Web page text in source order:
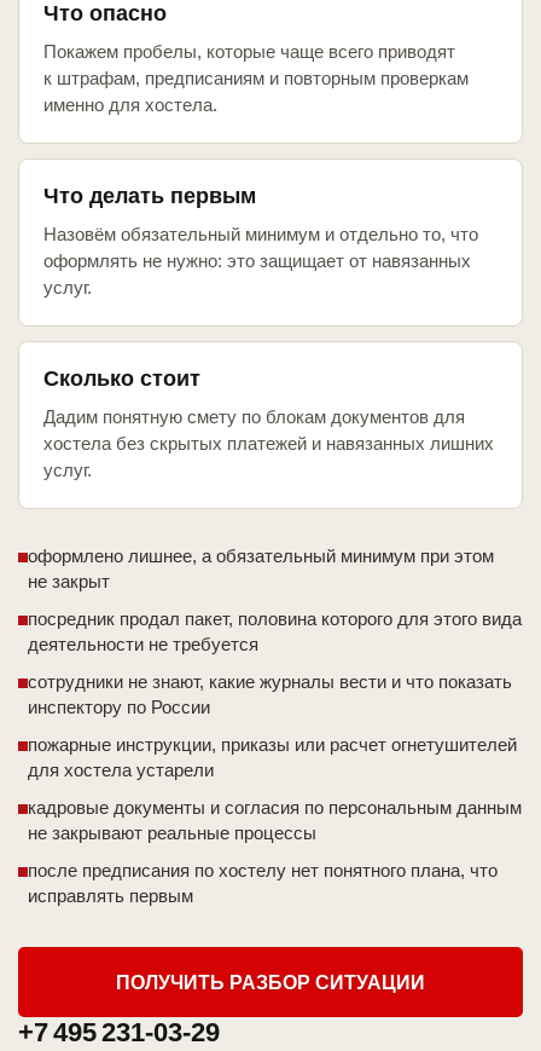
Что опасно
Покажем пробелы, которые чаще всего приводят
к штрафам, предписаниям и повторным проверкам
именно для хостела.
Что делать первым
Назовём обязательный минимум и отдельно то, что
оформлять не нужно: это защищает от навязанных
услуг.
Сколько стоит
Дадим понятную смету по блокам документов для
хостела без скрытых платежей и навязанных лишних
услуг.
оформлено лишнее, а обязательный минимум при этом
не закрыт
посредник продал пакет, половина которого для этого вида
деятельности не требуется
сотрудники не знают, какие журналы вести и что показать
инспектору по России
пожарные инструкции, приказы или расчет огнетушителей
для хостела устарели
кадровые документы и согласия по персональным данным
не закрывают реальные процессы
после предписания по хостелу нет понятного плана, что
исправлять первым
ПОЛУЧИТЬ РАЗБОР СИТУАЦИИ
+7 495 231-03-29